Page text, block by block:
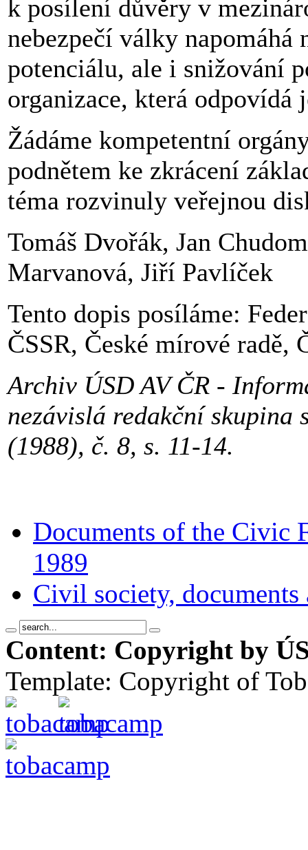
k posílení důvěry v
nebezpečí války
potenciálu, ale i snižování
organizace, která odpovídá
Žádáme kompetentní
podnětem ke zkrácení
téma rozvinuly veřejnou
Tomáš Dvořák, Jan
Marvanová, Jiří Pavlíček
Tento dopis posíláme:
ČSSR, České mírové radě,
Archiv ÚSD AV ČR -
nezávislá redakční
(1988), č. 8, s. 11-14.
Documents of the Civic
1989
Civil society,
Content: Copyright by
Template: Copyright of